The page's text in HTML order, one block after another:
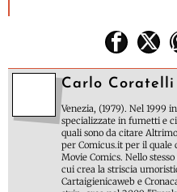
Carlo Coratelli
Venezia, (1979). Nel 1999
specializzate in fumetti e
quali sono da citare
per Comicus.it per il
Movie Comics. Nello
cui crea la striscia
Cartaigienicaweb e